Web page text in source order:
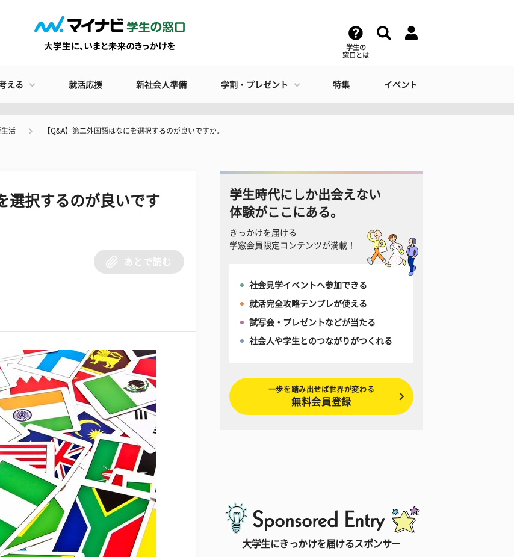
学生の
窓口とは
える 就活応援 新社会人準備 学割・プレゼント 特集 イベント
生活 【Q&A】第二外国語はなにを選択するのが良いですか。
選択するのが良いです
あとで読む
学生時代にしか出会えない
体験がここにある。
きっかけを届ける
学窓会員限定コンテンツが満載！
社会見学イベントへ参加できる
就活完全攻略テンプレが使える
試写会・プレゼントなどが当たる
社会人や学生とのつながりがつくれる
一歩を踏み出せば世界が変わる
無料会員登録
大学生にきっかけを届けるスポンサー